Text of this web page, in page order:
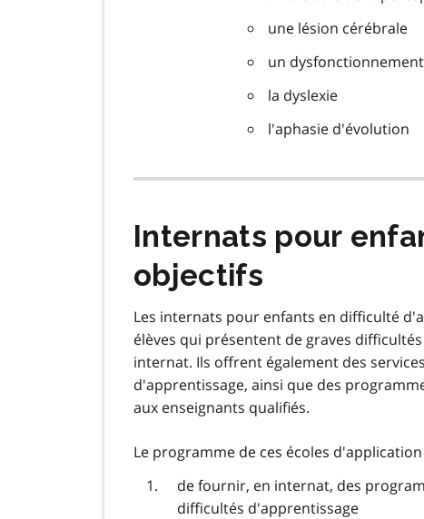
une lésion cérébrale
un
la dyslexie
l'aphasie d'évolution
Internats pour
objectifs
Les internats pour enfants en difficulté
élèves qui présentent de graves
internat. Ils offrent également des
d'apprentissage, ainsi que des
aux enseignants qualifiés.
Le programme de ces écoles
de fournir, en internat, des
difficultés d'apprentissage